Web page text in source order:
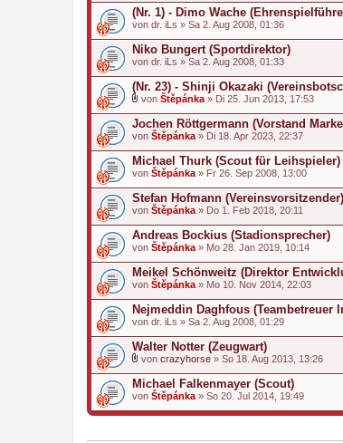
a
t
e
i
a
n
a
n
g
(Nr. 1) - Dimo Wache
von dr. iLs » Sa 2. Aug 2008, 01:36
Niko Bungert (Sportdirektor)
von dr. iLs » Sa 2. Aug 2008, 01:33
(Nr. 23) - Shinji Okazaki
t
e
i
a
n
a
n
g
von Štěpánka » Di 25. Jun 2013, 17:53
Jochen Röttgermann (Vorstand
von Štěpánka » Di 18. Apr 2023, 22:37
Michael Thurk (Scout für Leihspieler)
von Štěpánka » Fr 26. Sep 2008, 13:00
Stefan Hofmann (Vereinsvorsitzender)
von Štěpánka » Do 1. Feb 2018, 20:11
Andreas Bockius (Stadionsprecher)
von Štěpánka » Mo 28. Jan 2019, 10:14
Meikel Schönweitz (Direktor
von Štěpánka » Mo 10. Nov 2014, 22:03
Nejmeddin Daghfous (Teambetreuer
von dr. iLs » Sa 2. Aug 2008, 01:29
Walter Notter (Zeugwart)
a
t
e
i
von crazyhorse » So 18. Aug 2013, 13:26
Michael Falkenmayer (Scout)
von Štěpánka » So 20. Jul 2014, 19:49